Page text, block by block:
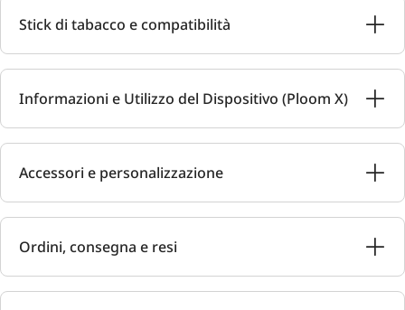
Stick di tabacco e compatibilità
Informazioni e Utilizzo del Dispositivo (Ploom X)
Accessori e personalizzazione
Ordini, consegna e resi